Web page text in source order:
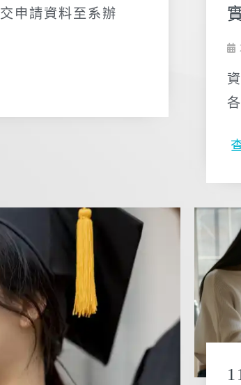
申請資料至系辦